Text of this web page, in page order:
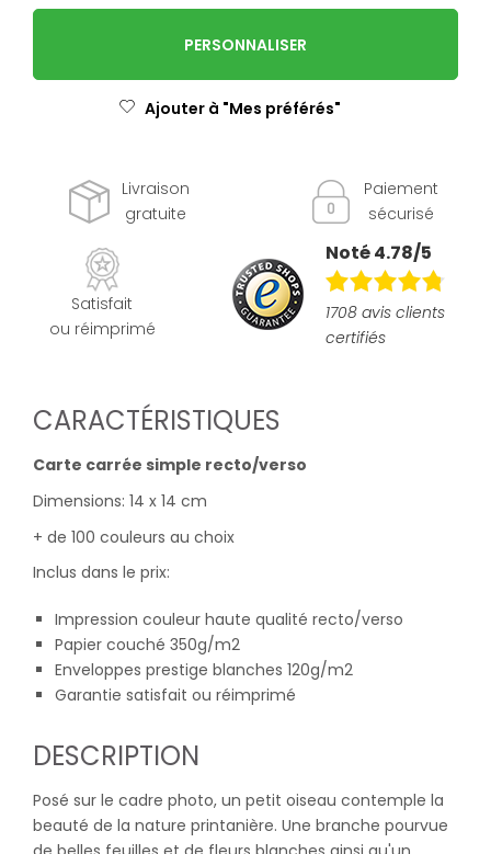
PERSONNALISER
Ajouter à "Mes préférés"
Livraison
gratuite
Paiement
sécurisé
Satisfait
ou réimprimé
Noté 4.78/5
1708 avis clients
certifiés
CARACTÉRISTIQUES
Carte carrée simple recto/verso
Dimensions: 14 x 14 cm
+ de 100 couleurs au choix
Inclus dans le prix:
Impression couleur haute qualité recto/verso
Papier couché 350g/m2
Enveloppes prestige blanches 120g/m2
Garantie satisfait ou réimprimé
DESCRIPTION
Posé sur le cadre photo, un petit oiseau contemple la
beauté de la nature printanière. Une branche pourvue